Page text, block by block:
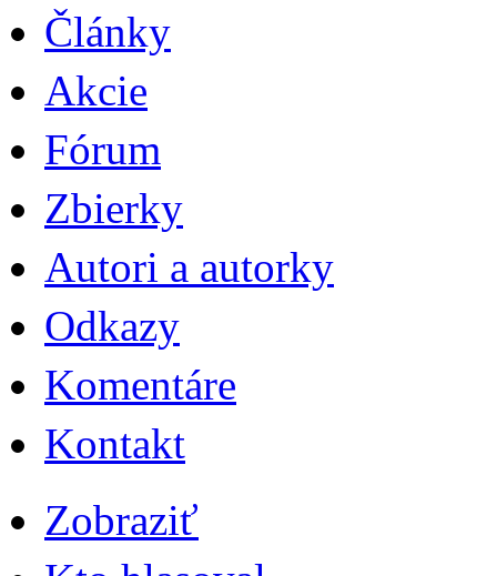
Články
Akcie
Fórum
Zbierky
Autori a autorky
Odkazy
Komentáre
Kontakt
Zobraziť